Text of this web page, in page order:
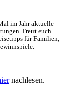
im Jahr aktuelle
Freut euch
für Familien,
nachlesen.